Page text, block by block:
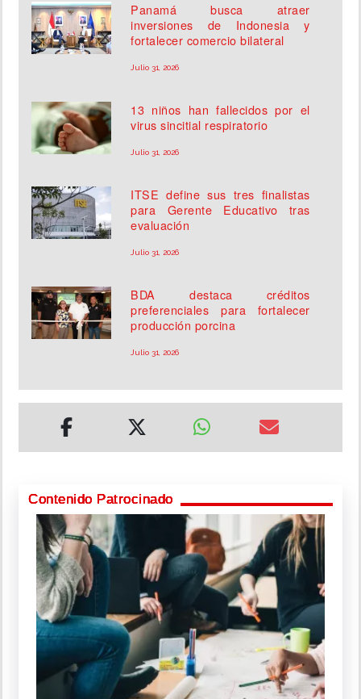
Panamá busca atraer
inversiones de Indonesia y
fortalecer comercio bilateral
Julio 31, 2026
13 niños han fallecidos por el
virus sincitial respiratorio
Julio 31, 2026
ITSE define sus tres finalistas
para Gerente Educativo tras
evaluación
Julio 31, 2026
BDA destaca créditos
preferenciales para fortalecer
producción porcina
Julio 31, 2026
Contenido Patrocinado